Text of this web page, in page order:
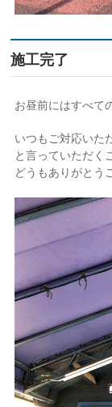
施工完了
お昼前にはすべて
いつもご対応いた
と言っていただく
どうもありがとう